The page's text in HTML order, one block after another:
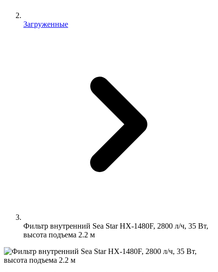
Загруженные
Фильтр внутренний Sea Star HX-1480F, 2800 л/ч, 35 Вт,
высота подъема 2.2 м